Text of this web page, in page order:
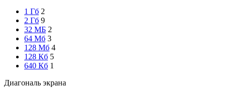
1 Гб 2
2 Гб 9
32 МБ 2
64 Мб 3
128 Мб 4
128 Кб 5
640 Кб 1
Диагональ экрана